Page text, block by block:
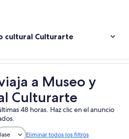
cultural Culturarte
a Museo y
Culturarte
48 horas. Haz clic en el anuncio
Eliminar todos los filtros